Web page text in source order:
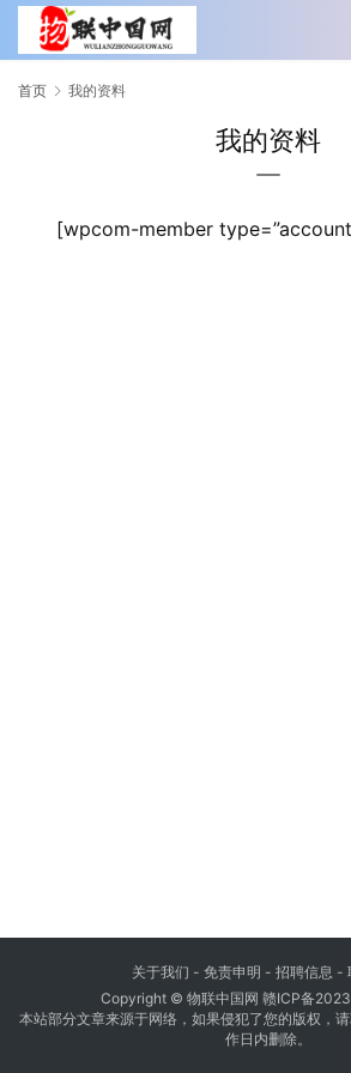
首页 我的资料
我的资料
[wpcom-member
关于我们 - 免责申明 - 招聘信息 -
Copyright © 物联中国网 赣ICP备
本站部分文章来源于网络，如果侵犯了您的版权，
作日内删除。